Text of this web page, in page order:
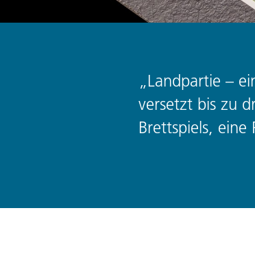
„Landpartie –
versetzt bis zu
Brettspiels,